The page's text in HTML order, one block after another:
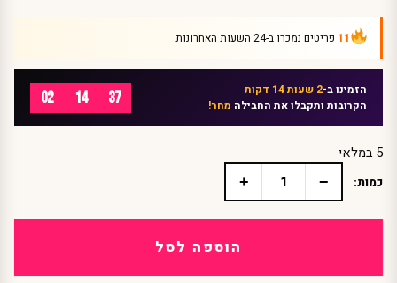
11 פריטים נמכרו ב-24 השעות האחרונות
הזמינו ב-2 שעות 14 דקות
הקרובות ותקבלו את החבילה מחר! 02 14 37
5 במלאי
כמות
תחפושת
רוביס
כמות: −
+
הוספה לסל